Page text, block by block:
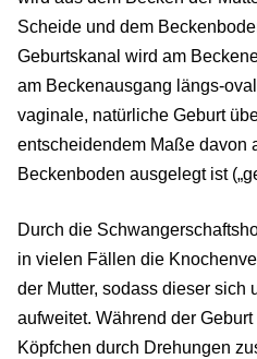
Scheide und dem
Geburtskanal wird am
am Beckenausgang längs-
vaginale, natürliche Geburt
entscheidendem Maße davon
Beckenboden ausgelegt ist
Durch die
in vielen Fällen die
der Mutter, sodass dieser sich
aufweitet. Während der
Köpfchen durch Drehungen